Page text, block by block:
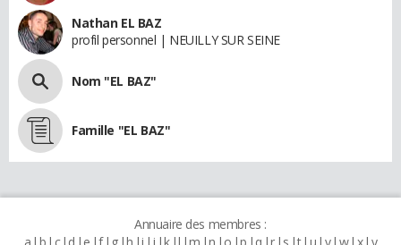
Nathan EL BAZ
profil personnel | NEUILLY SUR SEINE
Nom "EL BAZ"
Famille "EL BAZ"
Annuaire des membres :